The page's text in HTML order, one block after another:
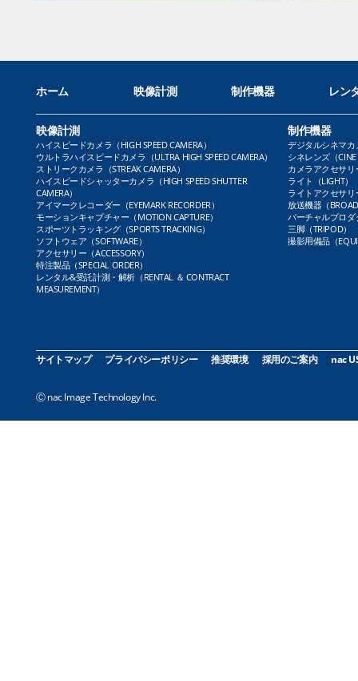
ホーム 映像計測 制作機器 レン
映像計測
ハイスピードカメラ（HIGH SPEED CAMERA）
ウルトラハイスピードカメラ（ULTRA HIGH SPEED CAMERA）
ストリークカメラ（STREAK CAMERA）
ハイスピードシャッターカメラ（HIGH SPEED SHUTTER
CAMERA）
アイマークレコーダー（EYEMARK RECORDER）
モーションキャプチャー（MOTION CAPTURE）
スポーツトラッキング（SPORTS TRACKING）
ソフトウェア（SOFTWARE）
アクセサリー（ACCESSORY）
特注製品（SPECIAL ORDER）
レンタル&受託計測・解析（RENTAL ＆ CONTRACT
MEASUREMENT）
制作機器
デジタルシネマカ
シネレンズ（CINE
カメラアクセサリ
ライト（LIGHT）
ライトアクセサリ
放送機器（
バーチャルプロダ
三脚（TRIPOD）
撮影用備品（
サイトマップ プライバシーポリシー 推奨環境 採用のご案内 nac
Ⓒ nac Image Technology Inc.